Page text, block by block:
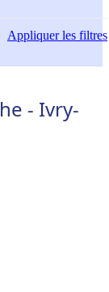
Appliquerles filtres
- Ivry-